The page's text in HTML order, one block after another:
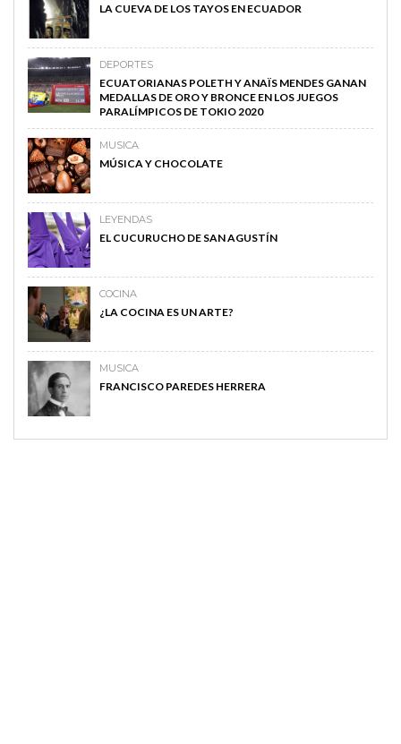
LA CUEVA DE LOS TAYOS EN ECUADOR
DEPORTES
ECUATORIANAS POLETH Y ANAÏS MENDES GANAN
MEDALLAS DE ORO Y BRONCE EN LOS JUEGOS
PARALÍMPICOS DE TOKIO 2020
MUSICA
MÚSICA Y CHOCOLATE
LEYENDAS
EL CUCURUCHO DE SAN AGUSTÍN
COCINA
¿LA COCINA ES UN ARTE?
MUSICA
FRANCISCO PAREDES HERRERA